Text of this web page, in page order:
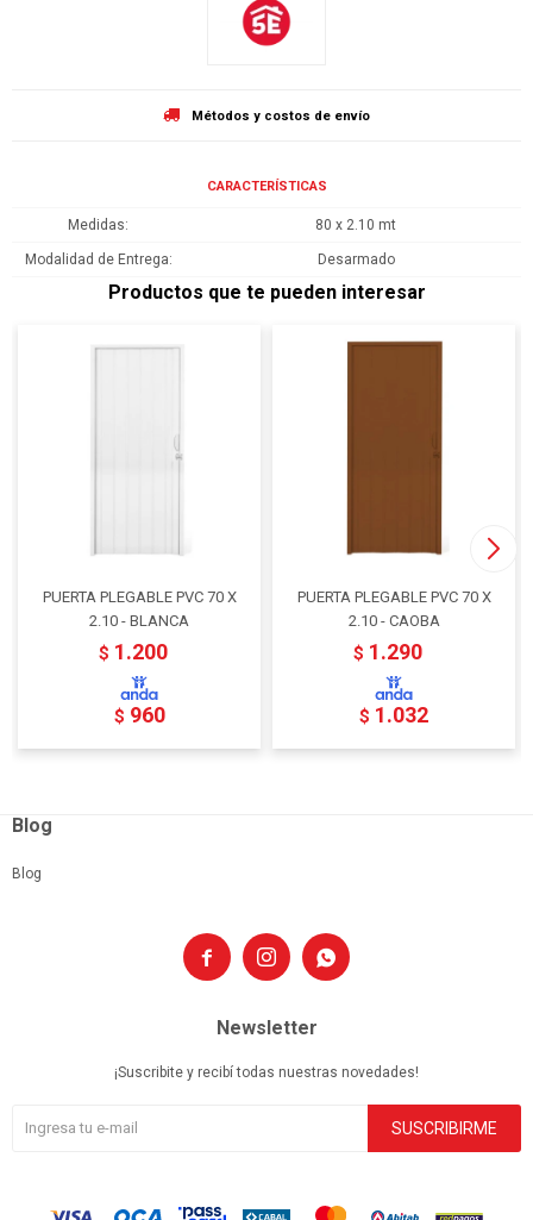
Métodos y costos de envío
CARACTERÍSTICAS
Medidas 80 x 2.10 mt
Modalidad de Entrega Desarmado
Productos que te pueden interesar
PUERTA PLEGABLE PVC 70 X
2.10 - BLANCA
$ 1.200
$ 960
PUERTA PLEGABLE PVC 70 X
2.10 - CAOBA
$ 1.290
$ 1.032
  
Blog
Blog
Newsletter
¡Suscribite y recibí todas nuestras novedades!
SUSCRIBIRME